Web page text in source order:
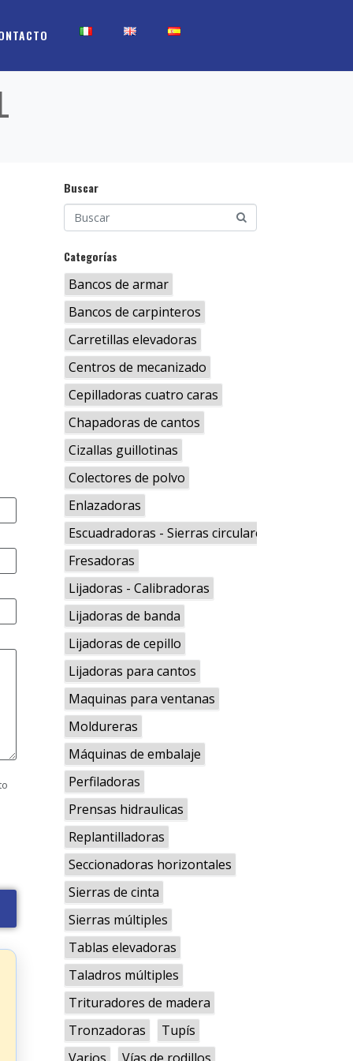
Buscar
Categorías
Bancos de armar
Bancos de carpinteros
Carretillas elevadoras
Centros de mecanizado
Cepilladoras cuatro caras
Chapadoras de cantos
Cizallas guillotinas
Colectores de polvo
Enlazadoras
Escuadradoras - Sierras circulares
Fresadoras
Lijadoras - Calibradoras
Lijadoras de banda
Lijadoras de cepillo
Lijadoras para cantos
Maquinas para ventanas
Moldureras
Máquinas de embalaje
Perfiladoras
Prensas hidraulicas
Replantilladoras
Seccionadoras horizontales
Sierras de cinta
Sierras múltiples
Tablas elevadoras
Taladros múltiples
Trituradores de madera
Tronzadoras
Tupís